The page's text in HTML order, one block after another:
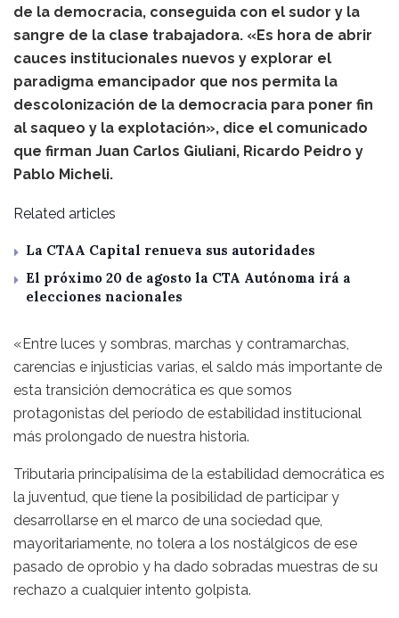
de la democracia, conseguida con el sudor y la
sangre de la clase trabajadora. «Es hora de abrir
cauces institucionales nuevos y explorar el
paradigma emancipador que nos permita la
descolonización de la democracia para poner fin
al saqueo y la explotación», dice el comunicado
que firman Juan Carlos Giuliani, Ricardo Peidro y
Pablo Micheli.
Related articles
La CTAA Capital renueva sus autoridades
El próximo 20 de agosto la CTA Autónoma irá a
elecciones nacionales
«Entre luces y sombras, marchas y contramarchas,
carencias e injusticias varias, el saldo más importante de
esta transición democrática es que somos
protagonistas del período de estabilidad institucional
más prolongado de nuestra historia.
Tributaria principalísima de la estabilidad democrática es
la juventud, que tiene la posibilidad de participar y
desarrollarse en el marco de una sociedad que,
mayoritariamente, no tolera a los nostálgicos de ese
pasado de oprobio y ha dado sobradas muestras de su
rechazo a cualquier intento golpista.